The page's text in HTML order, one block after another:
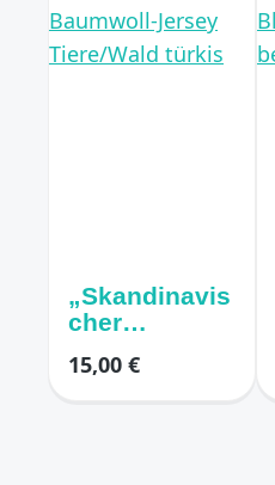
„Skandinavis
cher
– Baumwoll-
15,00 €